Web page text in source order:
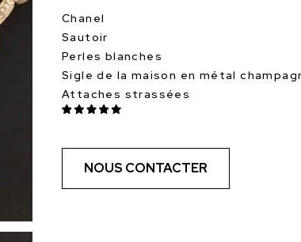
Chanel
Sautoir
Perles blanches
Sigle de la maison en métal
Attaches strassées
NOUS CONTACTER